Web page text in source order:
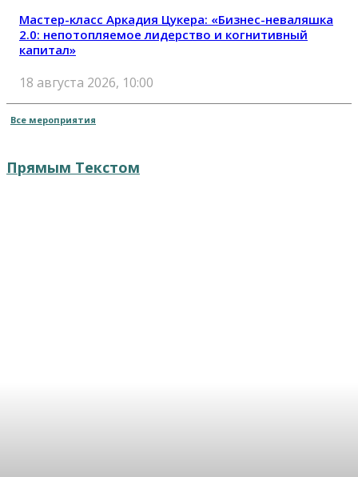
Мастер-класс Аркадия Цукера: «Бизнес-неваляшка
2.0: непотопляемое лидерство и когнитивный
капитал»
18 августа 2026, 10:00
Все мероприятия
Прямым Текстом